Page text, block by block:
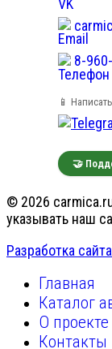
8-
📱
🤝
© 2026
указывать наш
Разработка
Главная
Каталог
О проекте
Контакты